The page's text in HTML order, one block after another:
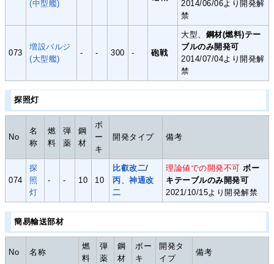
(中型艦)
2014/06/06より開発解
禁
073
増設バルジ
(大型艦)
- - 300 - 砲戦
大型、 鋼材(燃料)テー
ブルのみ開発可
2014/07/04より開発解
禁
探照灯
No
名
称
燃
料
弾
薬
鋼
材
ボ
ー
キ
開発タイプ 備考
074
探
照
灯
- - 10 10
比叡改二/
丙、神通改
二
理論値での開発不可 ボー
キテーブルのみ開発可
2021/10/15より開発解禁
簡易輸送部材
No 名称
燃
料
弾
薬
鋼
材
ボー
キ
開発タ
イプ
備考